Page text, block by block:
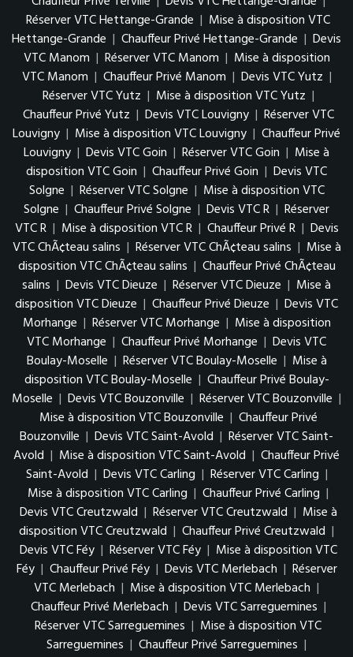
Réserver VTC Hettange-Grande | Mise à disposition VTC
Hettange-Grande | Chauffeur Privé Hettange-Grande | Devis
VTC Manom | Réserver VTC Manom | Mise à disposition
VTC Manom | Chauffeur Privé Manom | Devis VTC Yutz |
Réserver VTC Yutz | Mise à disposition VTC Yutz |
Chauffeur Privé Yutz | Devis VTC Louvigny | Réserver VTC
Louvigny | Mise à disposition VTC Louvigny | Chauffeur Privé
Louvigny | Devis VTC Goin | Réserver VTC Goin | Mise à
disposition VTC Goin | Chauffeur Privé Goin | Devis VTC
Solgne | Réserver VTC Solgne | Mise à disposition VTC
Solgne | Chauffeur Privé Solgne | Devis VTC R | Réserver
VTC R | Mise à disposition VTC R | Chauffeur Privé R | Devis
VTC ChÃ¢teau salins | Réserver VTC ChÃ¢teau salins | Mise à
disposition VTC ChÃ¢teau salins | Chauffeur Privé ChÃ¢teau
salins | Devis VTC Dieuze | Réserver VTC Dieuze | Mise à
disposition VTC Dieuze | Chauffeur Privé Dieuze | Devis VTC
Morhange | Réserver VTC Morhange | Mise à disposition
VTC Morhange | Chauffeur Privé Morhange | Devis VTC
Boulay-Moselle | Réserver VTC Boulay-Moselle | Mise à
disposition VTC Boulay-Moselle | Chauffeur Privé Boulay-
Moselle | Devis VTC Bouzonville | Réserver VTC Bouzonville |
Mise à disposition VTC Bouzonville | Chauffeur Privé
Bouzonville | Devis VTC Saint-Avold | Réserver VTC Saint-
Avold | Mise à disposition VTC Saint-Avold | Chauffeur Privé
Saint-Avold | Devis VTC Carling | Réserver VTC Carling |
Mise à disposition VTC Carling | Chauffeur Privé Carling |
Devis VTC Creutzwald | Réserver VTC Creutzwald | Mise à
disposition VTC Creutzwald | Chauffeur Privé Creutzwald |
Devis VTC Féy | Réserver VTC Féy | Mise à disposition VTC
Féy | Chauffeur Privé Féy | Devis VTC Merlebach | Réserver
VTC Merlebach | Mise à disposition VTC Merlebach |
Chauffeur Privé Merlebach | Devis VTC Sarreguemines |
Réserver VTC Sarreguemines | Mise à disposition VTC
Sarreguemines | Chauffeur Privé Sarreguemines |